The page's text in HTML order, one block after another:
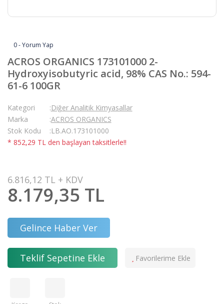
0 - Yorum Yap
ACROS ORGANICS 173101000 2-
Hydroxyisobutyric acid, 98% CAS No.: 594-
61-6 100GR
Kategori
Diğer Analitik Kimyasallar
Marka
ACROS ORGANICS
Stok Kodu
LB.AO.173101000
* 852,29 TL den başlayan taksitlerle!!
6.816,12 TL + KDV
8.179,35 TL
Gelince Haber Ver
Teklif Sepetine Ekle